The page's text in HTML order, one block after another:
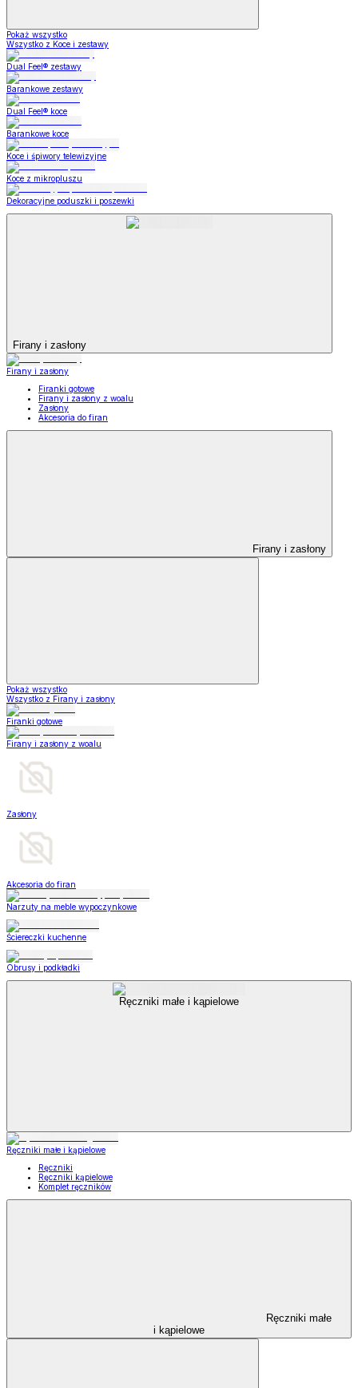
Pokaż wszystko
Wszystko z Koce i zestawy
Dual Feel® zestawy
Barankowe zestawy
Dual Feel® koce
Barankowe koce
Koce i śpiwory telewizyjne
Koce z mikropluszu
Dekoracyjne poduszki i poszewki
Firany i zasłony
Firany i zasłony
Firanki gotowe
Firany i zasłony z woalu
Zasłony
Akcesoria do firan
Firany i zasłony
Pokaż wszystko
Wszystko z Firany i zasłony
Firanki gotowe
Firany i zasłony z woalu
Zasłony
Akcesoria do firan
Narzuty na meble wypoczynkowe
Ściereczki kuchenne
Obrusy i podkładki
Ręczniki małe i kąpielowe
Ręczniki małe i kąpielowe
Ręczniki
Ręczniki kąpielowe
Komplet ręczników
Ręczniki małe
i kąpielowe